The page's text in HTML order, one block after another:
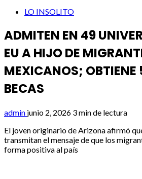
LO INSOLITO
ADMITEN EN 49
EU A HIJO DE
MEXICANOS; OBTIENE
BECAS
admin junio 2, 2026 3 min de lectura
El joven originario de Arizona afirmó
transmitan el mensaje de que los
forma positiva al país